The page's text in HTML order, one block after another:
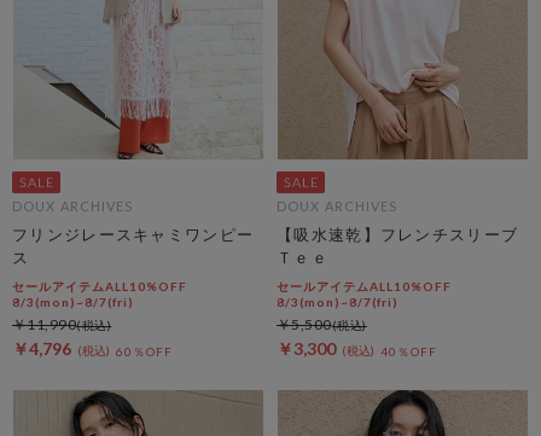
DOUX ARCHIVES
フリンジレースキャミワンピー
ス
セールアイテムALL10%OFF
8/3(mon)~8/7(fri)
￥4,796 60％OFF
￥11,990
DOUX ARCHIVES
【吸水速乾】フレンチスリーブ
Ｔｅｅ
セールアイテムALL10%OFF
8/3(mon)~8/7(fri)
￥3,300 40％OFF
￥5,500